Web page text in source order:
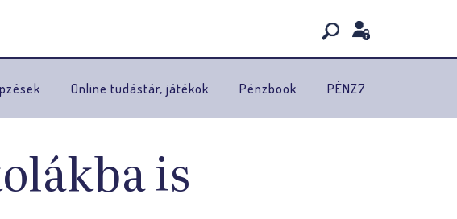
Online tudástár, játékok Pénzbook PÉNZ7
is